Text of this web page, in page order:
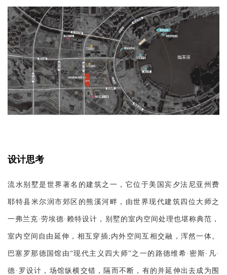
设计思考
流水别墅是世界著名的建筑之一，它位于美国宾夕法尼亚州费
耶特县米尔润市郊区的熊溪河畔，由世界现代建筑四位大师之
一弗兰克·劳埃德·赖特设计，别墅的室内空间处理也堪称典范，
室内空间自由延伸，相互穿插;内外空间互相交融，浑然一体。
巴塞罗那德国馆由“现代主义四大师”之一的路德维希·密斯·凡·
德·罗设计，场馆纵横交错，隔而不断，有的并延伸出去成为围